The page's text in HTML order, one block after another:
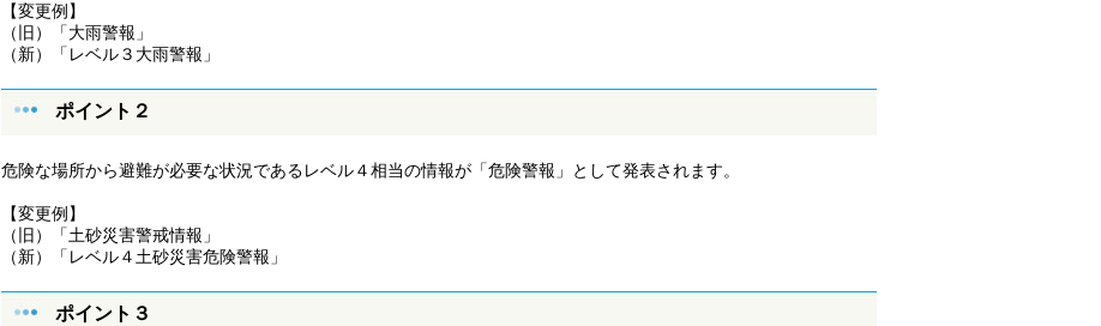
【変更例】
（旧）「大雨警報」
（新）「レベル３大雨警報」
ポイント２
危険な場所から避難が必要な状況であるレベル４相当の情報が「危険警報」として発表されます。
【変更例】
（旧）「土砂災害警戒情報」
（新）「レベル４土砂災害危険警報」
ポイント３